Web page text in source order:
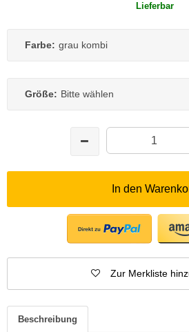
Lieferbar
Farbe: grau kombi
Größe: Bitte wählen
In den
Zur Merkliste
Beschreibung